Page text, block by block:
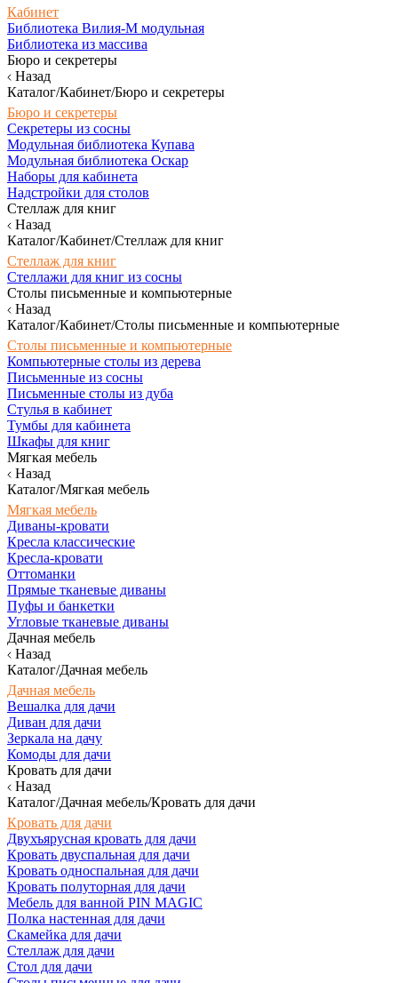
Кабинет
Библиотека Вилия-М модульная
Библиотека из массива
Бюро и секретеры
Назад
Каталог/Кабинет/Бюро и секретеры
Бюро и секретеры
Секретеры из сосны
Модульная библиотека Купава
Модульная библиотека Оскар
Наборы для кабинета
Надстройки для столов
Стеллаж для книг
Назад
Каталог/Кабинет/Стеллаж для книг
Стеллаж для книг
Стеллажи для книг из сосны
Столы письменные и компьютерные
Назад
Каталог/Кабинет/Столы письменные и компьютерные
Столы письменные и компьютерные
Компьютерные столы из дерева
Письменные из сосны
Письменные столы из дуба
Стулья в кабинет
Тумбы для кабинета
Шкафы для книг
Мягкая мебель
Назад
Каталог/Мягкая мебель
Мягкая мебель
Диваны-кровати
Кресла классические
Кресла-кровати
Оттоманки
Прямые тканевые диваны
Пуфы и банкетки
Угловые тканевые диваны
Дачная мебель
Назад
Каталог/Дачная мебель
Дачная мебель
Вешалка для дачи
Диван для дачи
Зеркала на дачу
Комоды для дачи
Кровать для дачи
Назад
Каталог/Дачная мебель/Кровать для дачи
Кровать для дачи
Двухъярусная кровать для дачи
Кровать двуспальная для дачи
Кровать односпальная для дачи
Кровать полуторная для дачи
Мебель для ванной PIN MAGIC
Полка настенная для дачи
Скамейка для дачи
Стеллаж для дачи
Стол для дачи